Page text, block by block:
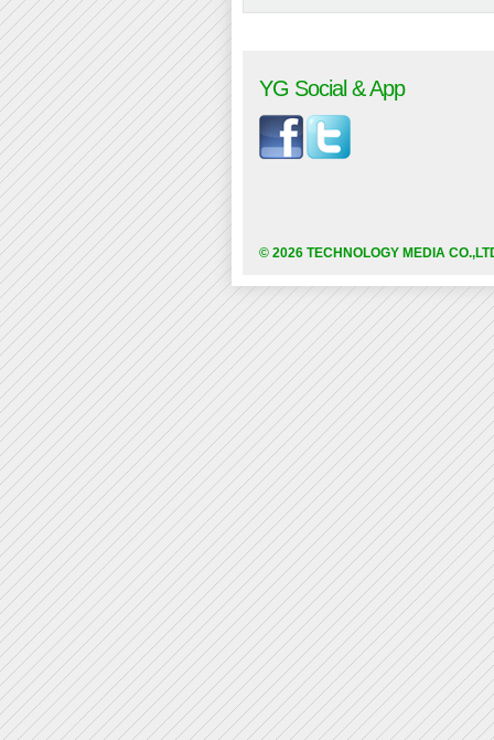
YG Social & App
© 2026 TECHNOLOGY MEDIA